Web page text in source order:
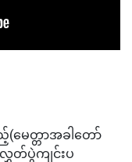
(မေတ္တာအခါတော်
လွှတ်ပွဲကျင်းပ